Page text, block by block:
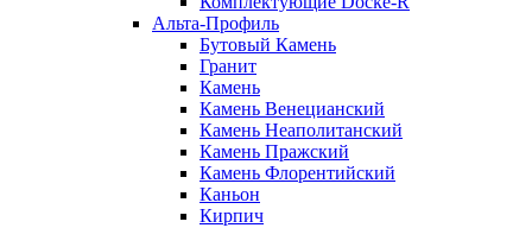
Альта-Профиль
Бутовый Камень
Гранит
Камень
Камень Венецианский
Камень Неаполитанский
Камень Пражский
Камень Флорентийский
Каньон
Кирпич